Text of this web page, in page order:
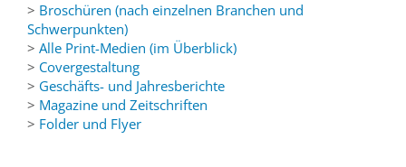
> Broschüren (nach einzelnen Branchen und
Schwerpunkten)
> Alle Print-Medien (im Überblick)
> Covergestaltung
> Geschäfts- und Jahresberichte
> Magazine und Zeitschriften
> Folder und Flyer